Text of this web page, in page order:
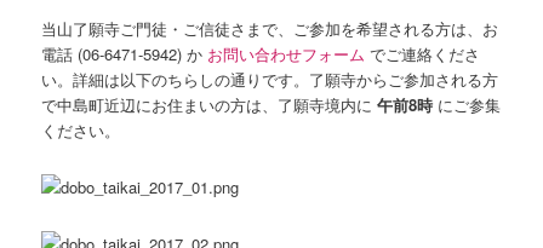
当山了願寺ご門徒・ご信徒さまで、ご参加を希望される方は、お
電話 (06-6471-5942) か お問い合わせフォーム でご連絡くださ
い。詳細は以下のちらしの通りです。了願寺からご参加される方
で中島町近辺にお住まいの方は、了願寺境内に午前8時 にご参集
ください。